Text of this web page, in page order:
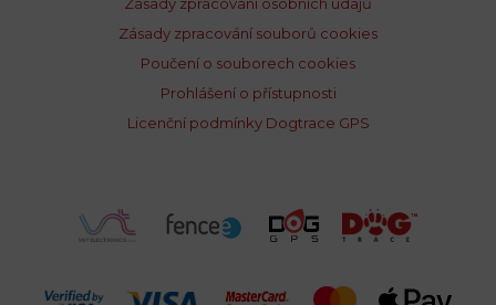
Zásady zpracování souborů cookies
Poučení o souborech cookies
Prohlášení o přístupnosti
Licenční podmínky Dogtrace GPS